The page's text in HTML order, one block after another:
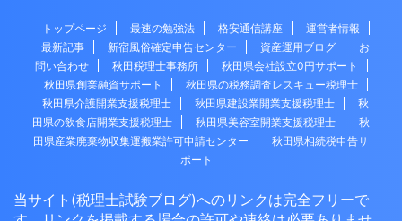
トップページ 最速の勉強法 格安通信講座
運営者情報
最新記事
新宿風俗確定申告センター 資産運用ブログ
お
問い合わせ
秋田税理士事務所
秋田県会社設立0円サポート
秋田県創業融資サポート
秋田県の税務調査レスキュー税理士
秋田県介護開業支援税理士
秋田県建設業開業支援税理士
秋
田県の飲食店開業支援税理士
秋田県美容室開業支援税理士
秋
田県産業廃棄物収集運搬業許可申請センター
秋田県相続税申告サ
ポート
当サイト(税理士試験ブログ)へのリンクは完全フリーで